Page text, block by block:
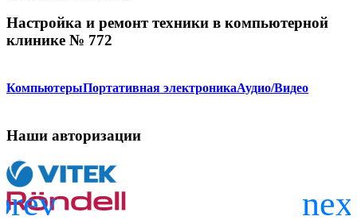
Настройка и ремонт техники в компьютерной
клинике № 772
КомпьютерыПортативная электроникаАудио/Видео
Наши авторизации